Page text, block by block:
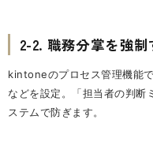
2-2. 職務分掌を強
kintoneのプロセス管理機能
などを設定。「担当者の判断
ステムで防ぎます。